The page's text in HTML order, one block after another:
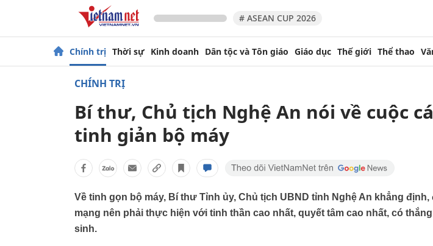
# ASEAN CUP 2026
Chính trị Thời sự Kinh doanh Dân tộc và Tôn giáo Giáo dục Thế giới Thể thao
CHÍNH TRỊ
Bí thư, Chủ tịch Nghệ An nói về cuộc
tinh giản bộ máy
Về tinh gọn bộ máy, Bí thư Tỉnh ủy, Chủ tịch UBND tỉnh Nghệ An khẳng định,
mạng nên phải thực hiện với tinh thần cao nhất, quyết tâm cao nhất, có
sinh.